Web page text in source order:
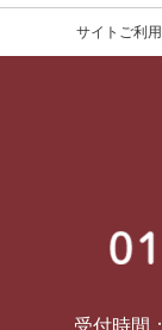
サイトご利
受付時間